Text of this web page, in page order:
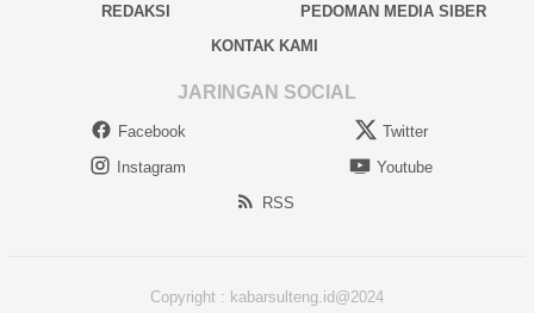
REDAKSI
PEDOMAN MEDIA SIBER
KONTAK KAMI
JARINGAN SOCIAL
Facebook
Twitter
Instagram
Youtube
RSS
Copyright : kabarsulteng.id@2024